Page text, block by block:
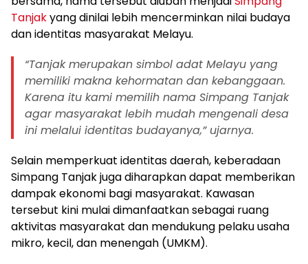
Tanjakyang dinilai lebih mencerminkan nilai budaya
dan identitas masyarakat Melayu.
“Tanjak merupakan simbol adat Melayu yang
memiliki makna kehormatan dan kebanggaan.
Karena itu kami memilih nama Simpang Tanjak
agar masyarakat lebih mudah mengenali desa
ini melalui identitas budayanya,” ujarnya.
Selain memperkuat identitas daerah, keberadaan
Simpang Tanjak juga diharapkan dapat memberikan
dampak ekonomi bagi masyarakat. Kawasan
tersebut kini mulai dimanfaatkan sebagai ruang
aktivitas masyarakat dan mendukung pelaku usaha
mikro, kecil, dan menengah (UMKM).